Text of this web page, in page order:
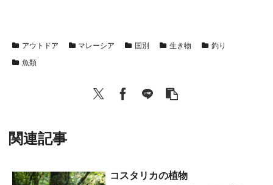
アウトドア マレーシア 国別 生き物
釣り
魚類
関連記事
コスタリカの植物